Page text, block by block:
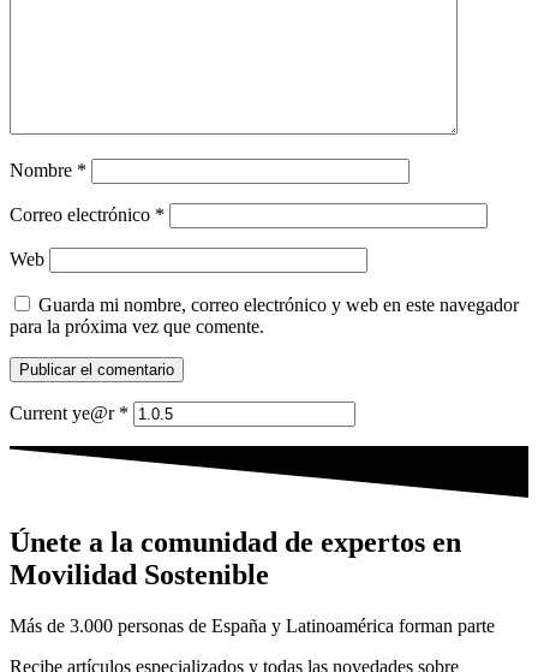
Nombre *
Correo electrónico *
Web
Guarda mi nombre, correo electrónico y web en este navegador
para la próxima vez que comente.
Current ye@r *
Únete a la comunidad de expertos en
Movilidad Sostenible
Más de 3.000 personas de España y Latinoamérica forman parte
Recibe artículos especializados y todas las novedades sobre